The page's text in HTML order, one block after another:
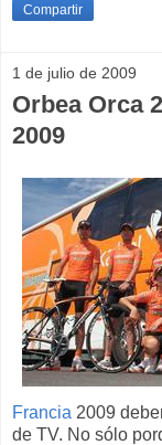
Compartir
1 de julio de 2009
Orbea Orca
2009
Francia 2009
de TV. No sólo